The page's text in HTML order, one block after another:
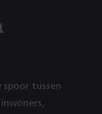
spoor tussen